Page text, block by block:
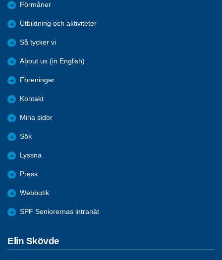
Förmåner
Utbildning och aktiviteter
Så tycker vi
About us (in English)
Föreningar
Kontakt
Mina sidor
Sök
Lyssna
Press
Webbutik
SPF Seniorernas intranät
Elin Skövde